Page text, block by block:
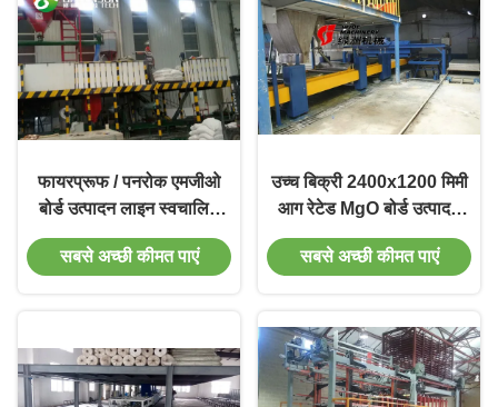
फायरप्रूफ / पनरोक एमजीओ
बोर्ड उत्पादन लाइन स्वचालित
मैग्नीशियम ऑक्साइड बोर्ड मशीन
सबसे अच्छी कीमत पाएं
उच्च बिक्री 2400x1200 मिमी
आग रेटेड MgO बोर्ड उत्पादन
लाइन
सबसे अच्छी कीमत पाएं